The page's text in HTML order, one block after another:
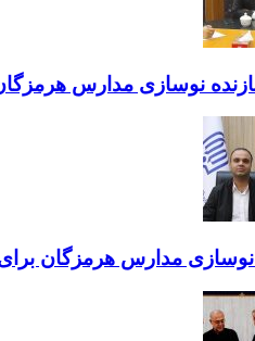
نوسازی مدارس هرمزگان و
هرمزگان برای استقبال از مهر؛۴۵۴ کلاس درس جدید